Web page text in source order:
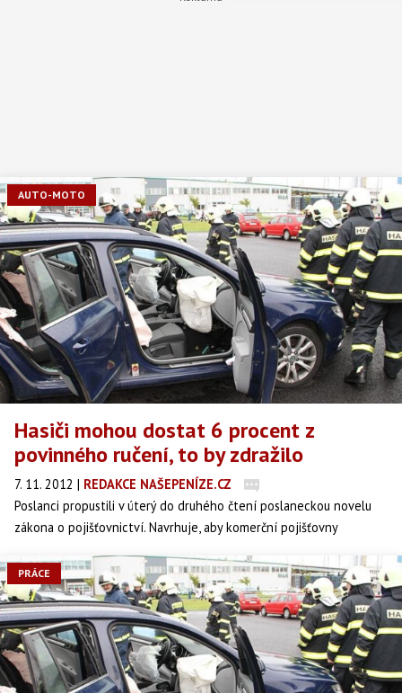
AUTO-MOTO
Hasiči mohou dostat 6 procent z
povinného ručení, to by zdražilo
7. 11. 2012 | REDAKCE NAŠEPENÍZE.CZ
Poslanci propustili v úterý do druhého čtení poslaneckou novelu
zákona o pojišťovnictví. Navrhuje, aby komerční pojišťovny
zákonného pojištění odpovědnosti za škodu způsobenou
provozem vozidla.
PRÁCE